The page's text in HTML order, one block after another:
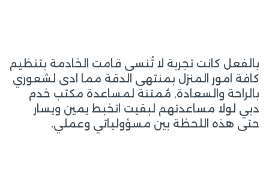
بالفعل كانت تجربة لا تُنسى قامت الخادمة بتنظيم
كافة امور المنزل بمنتهى الدقة مما ادى لشعوري
بالراحة والسعادة, مُمتنة لمساعدة مكتب خدم
دبي لولا مساعدتهم لبقيت اتخبط يمين ويسار
حتى هذه اللحظة بين مسؤولياتي وعملي.